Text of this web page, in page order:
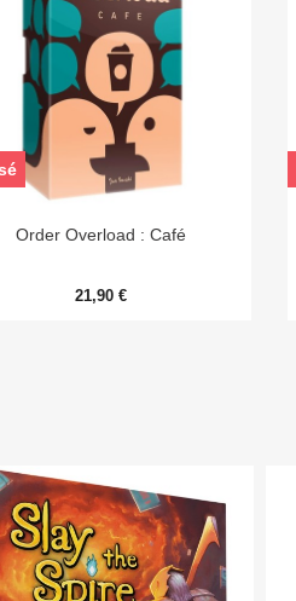
Aperçu rapide
Order Overload : Café
21,90 €